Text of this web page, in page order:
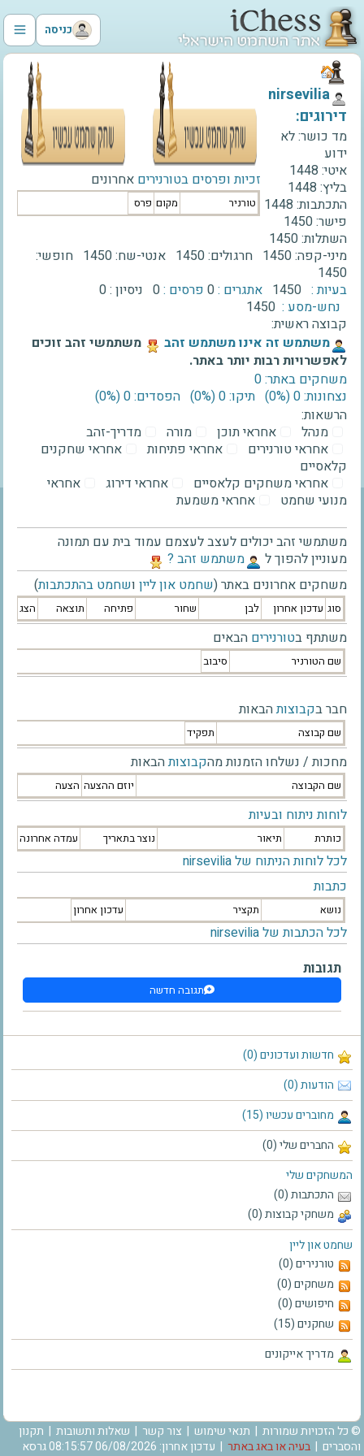
כניסה
חדשות ועדכונים (0)
הודעות (0)
מחוברים עכשיו (15)
החברים שלי (0)
המשחקים שלי
התכתבות (0)
משחקי קבוצות (0)
שחמט און ליין
טורנירים (0)
משחקים (0)
חיפושים (0)
שחקנים (15)
מדריך אייקונים
זכיות ופרסים בטורנירים אחרונים
טורניר מקום פרס
‫nirsevilia‬
דירוגים:
מד כושר:לא
ידוע
איטי: 1448
בליץ: 1448
התכתבות: 1448
פישר:1450
השתלות:1450
מיני-קפה:1450 חרגולים:1450 אנטי-שח:1450 חופשי:
1450
בעיות : 1450 אתגרים :0 פרסים :0 ניסיון :0
נחש-מסע : 1450
קבוצה ראשית:
‫משתמש זה אינו משתמש זהב‬
משתמשי זהב זוכים
לאפשרויות רבות יותר באתר.
משחקים באתר: 0
נצחונות: 0 ‫(0%)‬
תיקו: 0 ‫(0%)‬
הפסדים: 0 ‫(0%)‬
הרשאות:
מנהל
אחראי תוכן מורה
מדריך-זהב
אחראי טורנירים
אחראי פתיחות
אחראי שחקנים
קלאסיים
אחראי משחקים קלאסיים
אחראי דירוג
אחראי
מנועי שחמט
אחראי משמעת
משתמשי זהב יכולים לעצב לעצמם עמוד בית עם תמונה
מעוניין להפוך ל
‫משתמש זהב ?‬
משחקים אחרונים באתר (שחמט און ליין ושחמט בהתכתבות)
סוג עדכון אחרון לבן שחור פתיחה תוצאה הצג
משתתף בטורנירים הבאים
שם הטורניר סיבוב
חבר בקבוצותהבאות
שם קבוצה תפקיד
מחכות / נשלחו הזמנות מהקבוצותהבאות
שם הקבוצה יוזם ההצעה הצעה
לוחות ניתוח ובעיות
כותרת תיאור נוצר בתאריך עמדה אחרונה
לכל לוחות הניתוח של nirsevilia
כתבות
נושא תקציר עדכון אחרון
לכל הכתבות של nirsevilia
תגובות
תגובה חדשה
© כל הזכויות שמורות | תנאי שימוש | צור קשר | שאלות ותשובות | תקנון
והסברים | בעיה או באג באתר
| עדכון אחרון: 06/08/2026 08:15:57 גרסא